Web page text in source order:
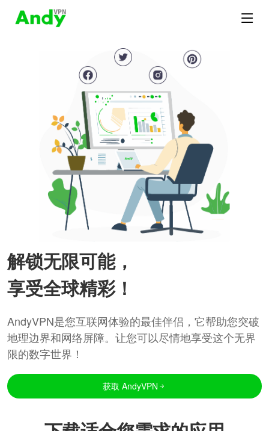
解锁无限可能，
享受全球精彩！
AndyVPN是您互联网体验的最佳伴侣，它帮助您突破
地理边界和网络屏障。让您可以尽情地享受这个无界
限的数字世界！
获取 AndyVPN